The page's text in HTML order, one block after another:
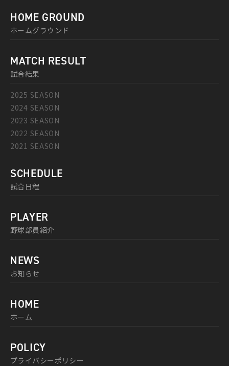
HOME GROUND
ホームグラウンド
MATCH RESULT
試合結果
2025 SEASON
2024 SEASON
2023 SEASON
2022 SEASON
2021 SEASON
SCHEDULE
試合日程
PLAYER
野球部員紹介
NEWS
お知らせ
HOME
ホーム
POLICY
プライバシーポリシー